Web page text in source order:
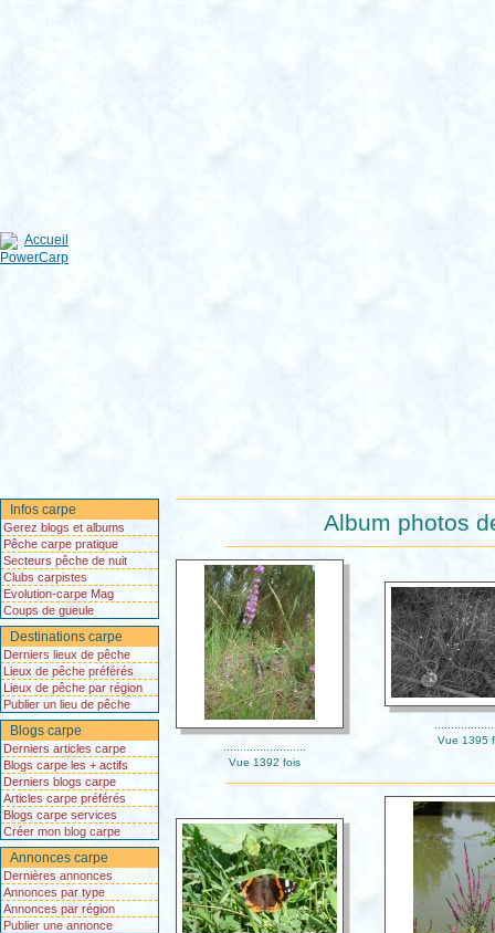
Infos carpe
Gerez blogs et albums
Pêche carpe pratique
Secteurs pêche de nuit
Clubs carpistes
Evolution-carpe Mag
Coups de gueule
Destinations carpe
Derniers lieux de pêche
Lieux de pêche préférés
Lieux de pêche par région
Publier un lieu de pêche
Blogs carpe
Derniers articles carpe
Blogs carpe les + actifs
Derniers blogs carpe
Articles carpe préférés
Blogs carpe services
Créer mon blog carpe
Annonces carpe
Dernières annonces
Annonces par type
Annonces par région
Publier une annonce
Album photos
Vue 1392 fois
Vue 1395